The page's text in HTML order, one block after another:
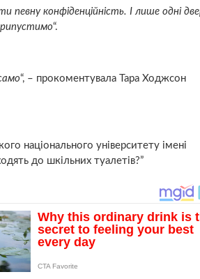
конфіденційність. І лише одні
“.
“, – прокоментувала Тара Ходжсон
національного університету імені
до шкільних туалетів?”